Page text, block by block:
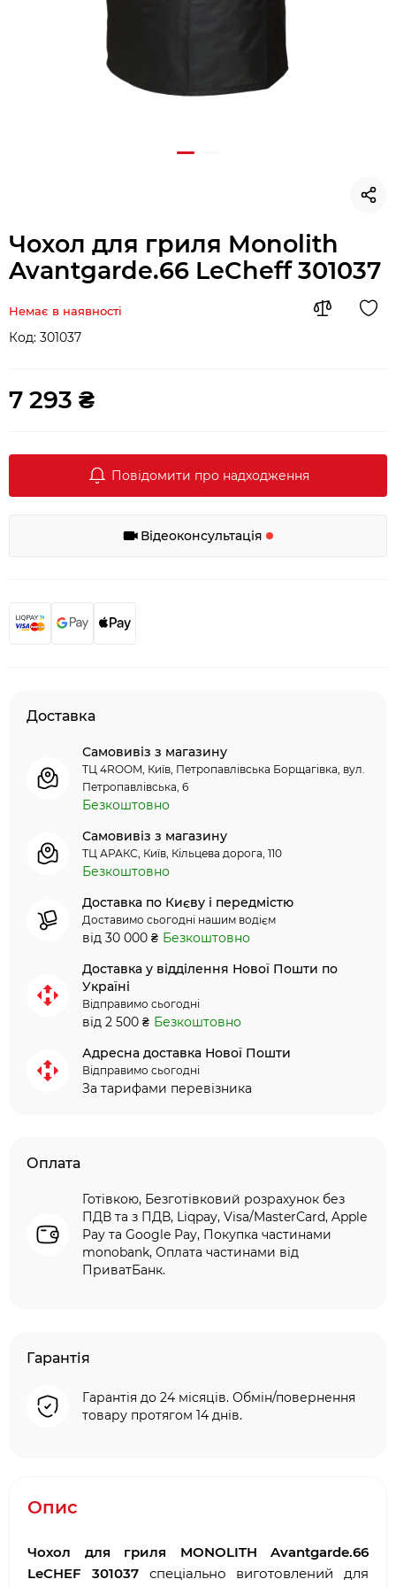
Чохол для гриля Monolith
Avantgarde.66 LeCheff 301037
Немає в наявності
Код: 301037
7 293 ₴
Повідомити про надходження
Відеоконсультація
Доставка
Самовивіз з магазину
ТЦ 4ROOM, Київ, Петропавлівська Борщагівка, вул.
Петропавлівська, 6
Безкоштовно
Самовивіз з магазину
ТЦ АРАКС, Київ, Кільцева дорога, 110
Безкоштовно
Доставка по Києву і передмістю
Доставимо сьогодні нашим водієм
від 30 000 ₴ Безкоштовно
Доставка у відділення Нової Пошти по
Україні
Відправимо сьогодні
від 2 500 ₴ Безкоштовно
Адресна доставка Нової Пошти
Відправимо сьогодні
За тарифами перевізника
Оплата
Готівкою, Безготівковий розрахунок без
ПДВ та з ПДВ, Liqpay, Visa/MasterCard, Apple
Pay та Google Pay, Покупка частинами
monobank, Оплата частинами від
ПриватБанк.
Гарантія
Гарантія до 24 місяців. Обмін/повернення
товару протягом 14 днів.
Опис
Чохол для гриля MONOLITH Avantgarde.66
LeCHEF 301037спеціально виготовлений для